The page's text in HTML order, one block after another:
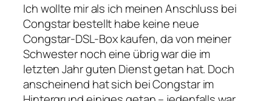
Ich wollte mir als ich meinen Anschluss bei
Congstar bestellt habe keine neue
Congstar-DSL-Box kaufen, da von meiner
Schwester noch eine übrig war die im
letzten Jahr guten Dienst getan hat. Doch
anscheinend hat sich bei Congstar im